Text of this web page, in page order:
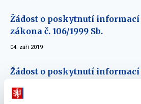
Žádost o poskytnutí
zákona č. 106/1999 Sb.
04. září 2019
Žádost o poskytnutí informací
04. září 2019